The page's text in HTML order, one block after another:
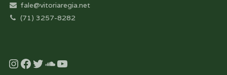
fale@vitoriaregia.net
(71) 3257-8282
Instagram
Facebook
Twitter
Soundcloud
YouTube